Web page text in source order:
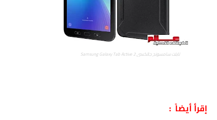
تابلت سامسونج جالكسي Samsung Galaxy Tab Active 2
إقرأ أيضاً :